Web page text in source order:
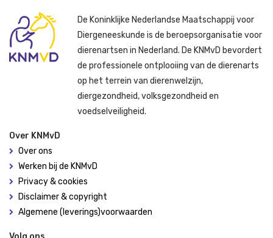
De Koninklijke Nederlandse Maatschappij voor
Diergeneeskunde is de beroepsorganisatie voor
dierenartsen in Nederland. De KNMvD bevordert
de professionele ontplooiing van de dierenarts
op het terrein van dierenwelzijn,
diergezondheid, volksgezondheid en
voedselveiligheid.
Over KNMvD
Over ons
Werken bij de KNMvD
Privacy & cookies
Disclaimer & copyright
Algemene (leverings)voorwaarden